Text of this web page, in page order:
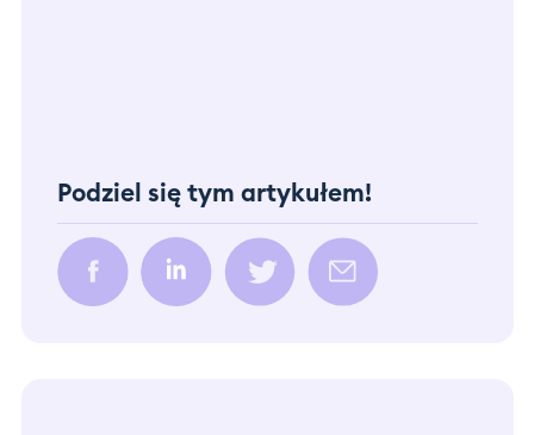
Podziel się tym artykułem!